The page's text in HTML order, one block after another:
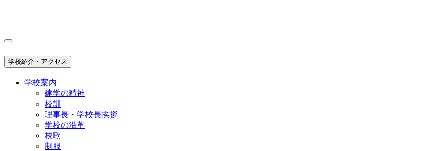
学校紹介・アクセス
学校案内
建学の精神
校訓
理事長・学校長挨拶
学校の沿革
校歌
制服